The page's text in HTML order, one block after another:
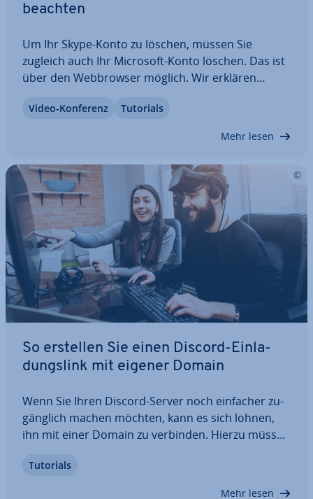
beachten
Um Ihr Skype-Konto zu löschen, müssen Sie
zugleich auch Ihr Microsoft-Konto löschen. Das ist
über den Web­brow­ser möglich. Wir erklären
darauf ein, was Sie beachten sollten, bevor Sie
Video-Konferenz Tutorials
Mehr lesen
So erstellen Sie einen Discord-Ein­la­
dungs­link mit eigener Domain
Wenn Sie Ihren Discord-Server noch einfacher zu­
gäng­lich machen möchten, kann es sich lohnen,
ihn mit einer Domain zu verbinden. Hierzu müssen
Erfahren Sie hier, worauf Sie bei der Ver­bin­dung
Tutorials
Mehr lesen